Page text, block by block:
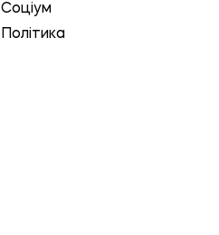
Соціум
Політика